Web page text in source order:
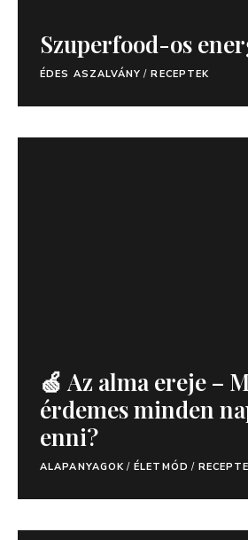
Szuperfood-os
ÉDES ASZALVÁNY / RECEPTEK
🍏 Az alma ereje –
érdemes minden
enni?
ALAPANYAGOK / ÉLETMÓD /